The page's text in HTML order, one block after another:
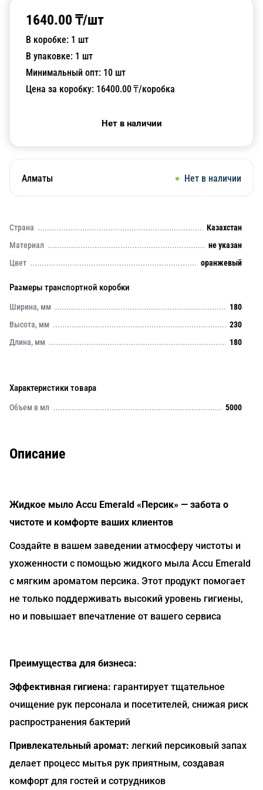
1640.00 ₸/шт
В коробке: 1 шт
В упаковке: 1 шт
Минимальный опт: 10 шт
Цена за коробку: 16400.00₸/коробка
Нет в наличии
Алматы Нет в наличии
Страна
Казахстан
Материал
не указан
Цвет
оранжевый
Размеры транспортной коробки
Ширина, мм
180
Высота, мм
230
Длина, мм
180
Характеристики товара
Объем в мл 5000
Описание
Жидкое мыло Accu Emerald «Персик» — забота о
чистоте и комфорте ваших клиентов
Создайте в вашем заведении атмосферу чистоты и
ухоженности с помощью жидкого мыла Accu Emerald
с мягким ароматом персика. Этот продукт помогает
не только поддерживать высокий уровень гигиены,
но и повышает впечатление от вашего сервиса
Преимущества для бизнеса:
Эффективная гигиена: гарантирует тщательное
очищение рук персонала и посетителей, снижая риск
распространения бактерий
Привлекательный аромат: легкий персиковый запах
делает процесс мытья рук приятным, создавая
комфорт для гостей и сотрудников